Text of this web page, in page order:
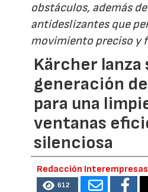
obstáculos, además
antideslizantes que
movimiento preciso y
Kärcher lanza
generación
para una
ventanas
silenciosa
Redacción Interempresas
612